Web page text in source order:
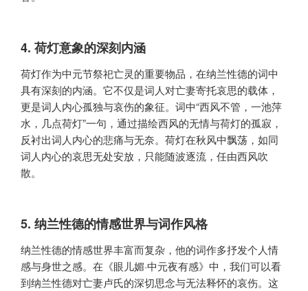
4. 荷灯意象的深刻内涵
荷灯作为中元节祭祀亡灵的重要物品，在纳兰性德的词中
具有深刻的内涵。它不仅是词人对亡妻寄托哀思的载体，
更是词人内心孤独与哀伤的象征。词中“西风不管，一池萍
水，几点荷灯”一句，通过描绘西风的无情与荷灯的孤寂，
反衬出词人内心的悲痛与无奈。荷灯在秋风中飘荡，如同
词人内心的哀思无处安放，只能随波逐流，任由西风吹
散。
5. 纳兰性德的情感世界与词作风格
纳兰性德的情感世界丰富而复杂，他的词作多抒发个人情
感与身世之感。在《眼儿媚·中元夜有感》中，我们可以看
到纳兰性德对亡妻卢氏的深切思念与无法释怀的哀伤。这